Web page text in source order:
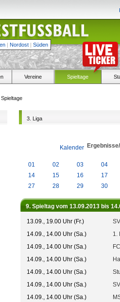
| Nordost | Süden
Vereine Spieltage
Spieltage
3. Liga
Kalender
01 02 03
04
14
15 16
17
27
28 29 30
9. Spieltag vom 13.09.2013 bis
13.09., 19.00 Uhr (Fr.)
14.09., 14.00 Uhr (Sa.)
1.
14.09., 14.00 Uhr (Sa.)
14.09., 14.00 Uhr (Sa.)
14.09., 14.00 Uhr (Sa.)
14.09., 14.00 Uhr (Sa.)
14.09., 14.00 Uhr (Sa.)